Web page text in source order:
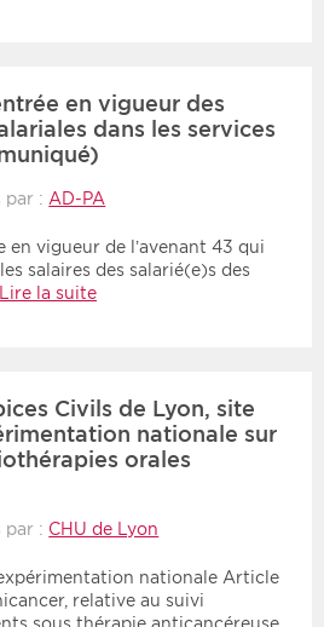
en vigueur des
dans les services
par : AD-PA
en vigueur de l’avenant 43 qui
salaires des salarié(e)s des
Lire la suite
Civils de Lyon, site
nationale sur
orales
par : CHU de Lyon
nationale Article
relative au suivi